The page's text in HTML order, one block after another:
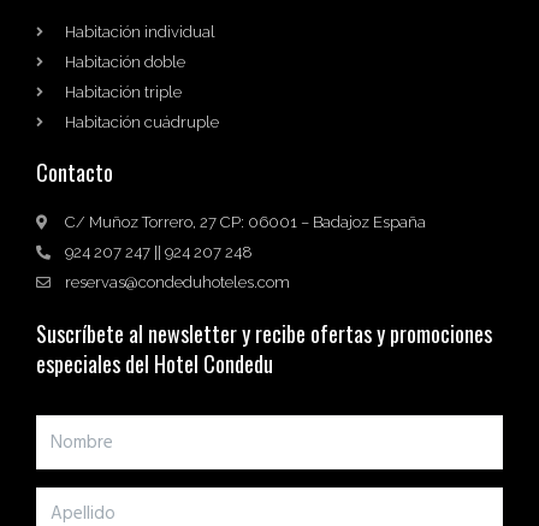
Habitación individual
Habitación doble
Habitación triple
Habitación cuádruple
Contacto
C/ Muñoz Torrero, 27 CP: 06001 – Badajoz España
924 207 247 || 924 207 248
reservas@condeduhoteles.com
Suscríbete al newsletter y recibe ofertas y promociones
especiales del Hotel Condedu